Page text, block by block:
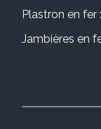
Plastron en fer :
Jambières en